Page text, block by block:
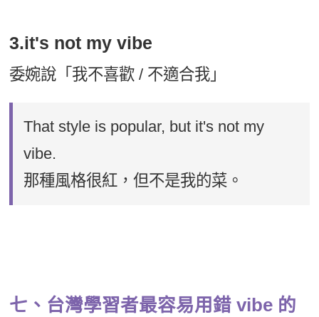
3.it's not my vibe
委婉說「我不喜歡 / 不適合我」
That style is popular, but it's not my
vibe.
那種風格很紅，但不是我的菜。
七、台灣學習者最容易用錯 vibe 的